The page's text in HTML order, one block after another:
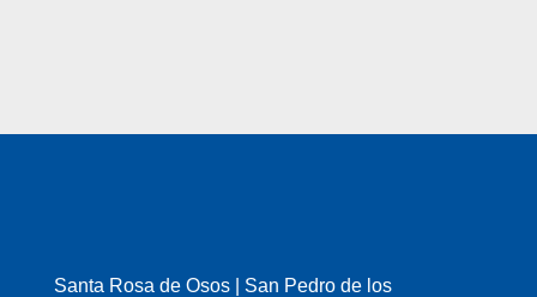
Santa Rosa de Osos | San Pedro de los